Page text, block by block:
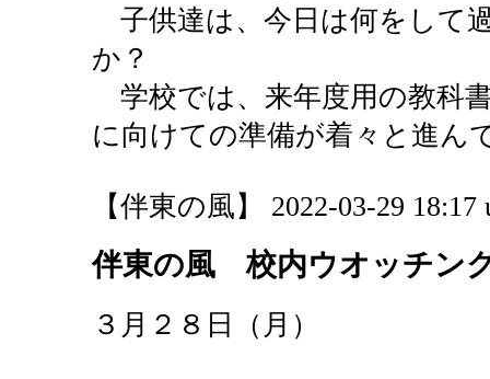
子供達は、今日は何をして
か？
学校では、来年度用の教科
に向けての準備が着々と進ん
【伴東の風】 2022-03-29 18:17
伴東の風 校内ウオッチン
３月２８日（月）